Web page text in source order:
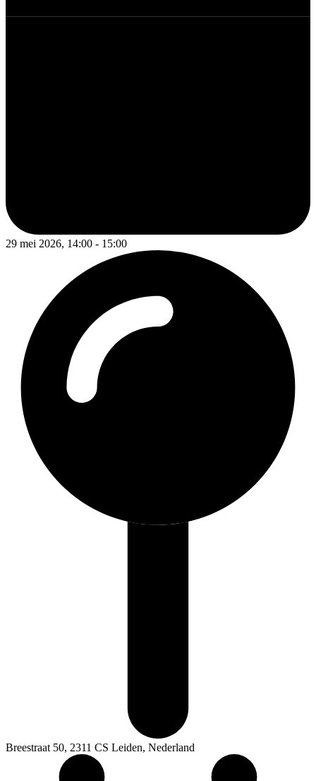
29 mei 2026, 14:00 - 15:00
Breestraat 50, 2311 CS Leiden, Nederland